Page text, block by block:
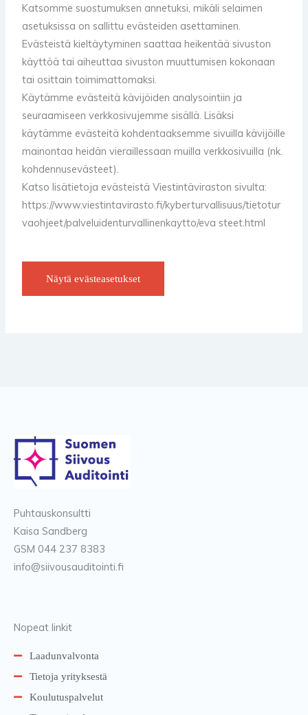
Katsomme suostumuksen annetuksi, mikäli selaimen
asetuksissa on sallittu evästeiden asettaminen.
Evästeistä kieltäytyminen saattaa heikentää sivuston
käyttöä tai aiheuttaa sivuston muuttumisen kokonaan
tai osittain toimimattomaksi.
Käytämme evästeitä kävijöiden analysointiin ja
seuraamiseen verkkosivujemme sisällä. Lisäksi
käytämme evästeitä kohdentaaksemme sivuilla kävijöille
mainontaa heidän vieraillessaan muilla verkkosivuilla (nk.
kohdennusevästeet).
Katso lisätietoja evästeistä Viestintäviraston sivulta:
https://www.viestintavirasto.fi/kyberturvallisuus/tietotur
vaohjeet/palveluidenturvallinenkaytto/eva steet.html
Näytä evästeasetukset
Puhtauskonsultti
Kaisa Sandberg
GSM 044 237 8383
info@siivousauditointi.fi
Nopeat linkit
Laadunvalvonta
Tietoja yrityksestä
Koulutuspalvelut